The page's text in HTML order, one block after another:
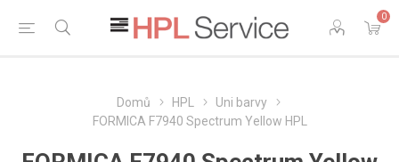
0
Domů HPL
Uni barvy
FORMICA F7940 Spectrum Yellow HPL